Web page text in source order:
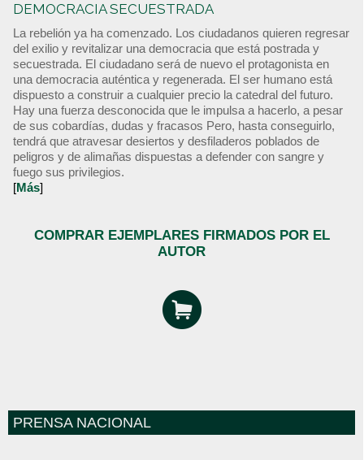
DEMOCRACIA SECUESTRADA
La rebelión ya ha comenzado. Los ciudadanos quieren regresar
del exilio y revitalizar una democracia que está postrada y
secuestrada. El ciudadano será de nuevo el protagonista en
una democracia auténtica y regenerada. El ser humano está
dispuesto a construir a cualquier precio la catedral del futuro.
Hay una fuerza desconocida que le impulsa a hacerlo, a pesar
de sus cobardías, dudas y fracasos Pero, hasta conseguirlo,
tendrá que atravesar desiertos y desfiladeros poblados de
peligros y de alimañas dispuestas a defender con sangre y
fuego sus privilegios.
[Más]
COMPRAR EJEMPLARES FIRMADOS POR EL
AUTOR
PRENSA NACIONAL